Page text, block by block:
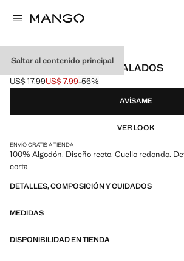
Saltar al contenido principal
CAMISETA DETALLES CALADOS
Precio inicial tachado [US$ 17.99 ]
US$ 17.99
Precio actual [US$ 7.99 ]
US$ 7.99-56%
Selecciona un color
AVÍSAME
VER LOOK
ENVÍO GRATIS A TIENDA
100% Algodón. Diseño recto. Cuello redondo.
corta
DETALLES, COMPOSICIÓN Y CUIDADOS
MEDIDAS
DISPONIBILIDAD EN TIENDA